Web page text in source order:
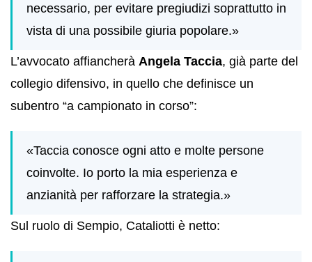
necessario, per evitare pregiudizi soprattutto in
vista di una possibile giuria popolare.»
L’avvocato affiancherà Angela Taccia, già parte del
collegio difensivo, in quello che definisce un
subentro “a campionato in corso”:
«Taccia conosce ogni atto e molte persone
coinvolte. Io porto la mia esperienza e
anzianità per rafforzare la strategia.»
Sul ruolo di Sempio, Cataliotti è netto: